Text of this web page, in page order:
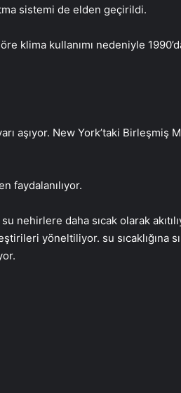
sistemi de elden geçirildi.
klima kullanımı nedeniyle
aşıyor. New York’taki Birleşmiş
faydalanılıyor.
nehirlere daha sıcak olarak
yöneltiliyor. su sıcaklığına